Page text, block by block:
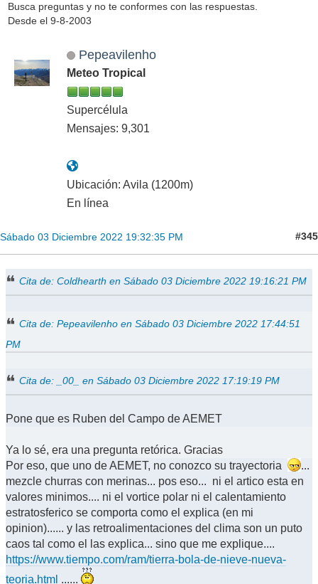
Busca preguntas y no te conformes con las respuestas.
Desde el 9-8-2003
Pepeavilenho
Meteo Tropical
Supercélula
Mensajes: 9,301
Ubicación: Avila (1200m)
En línea
Sábado 03 Diciembre 2022 19:32:35 PM #345
Cita de: Coldhearth en Sábado 03 Diciembre 2022 19:16:21 PM
Cita de: Pepeavilenho en Sábado 03 Diciembre 2022 17:44:51
PM
Cita de: _00_ en Sábado 03 Diciembre 2022 17:19:19 PM
Pone que es Ruben del Campo de AEMET
Ya lo sé, era una pregunta retórica. Gracias
Por eso, que uno de AEMET, no conozco su trayectoria
...
mezcle churras con merinas... pos eso... ni el artico esta en
valores minimos.... ni el vortice polar ni el calentamiento
estratosferico se comporta como el explica (en mi
opinion)...... y las retroalimentaciones del clima son un puto
caos tal como el las explica... sino que me explique....
https://www.tiempo.com/ram/tierra-bola-de-nieve-nueva-
teoria.html ......